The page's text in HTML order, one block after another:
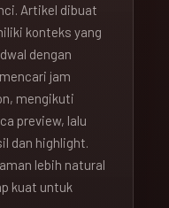
Artikel dibuat
konteks yang
dengan
jam
mengikuti
preview, lalu
dan highlight.
lebih natural
kuat untuk